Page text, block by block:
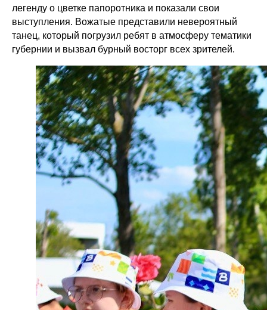
легенду о цветке папоротника и показали свои
выступления. Вожатые представили невероятный
танец, который погрузил ребят в атмосферу тематики
губернии и вызвал бурный восторг всех зрителей.